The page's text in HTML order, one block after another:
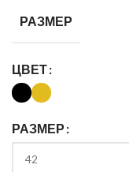
РАЗМЕР
ЦВЕТ
РАЗМЕР